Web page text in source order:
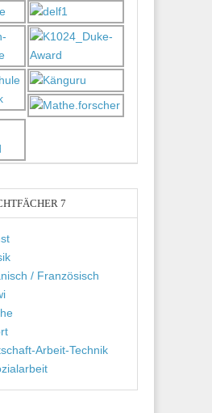
7
/ Französisch
Arbeit-Technik